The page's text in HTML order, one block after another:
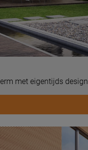
met eigentijds design